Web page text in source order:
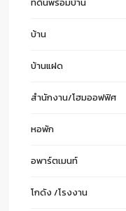
บ้าน
บ้านแฝด
สำนักงาน/โฮมออฟฟิศ
หอพัก
อพาร์ตเมนท์
โกดัง /โรงงาน